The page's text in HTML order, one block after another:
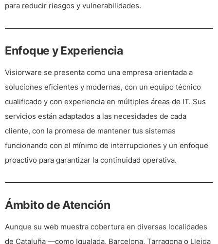
para reducir riesgos y vulnerabilidades.
Enfoque y Experiencia
Visiorware se presenta como una empresa orientada a
soluciones eficientes y modernas, con un equipo técnico
cualificado y con experiencia en múltiples áreas de IT. Sus
servicios están adaptados a las necesidades de cada
cliente, con la promesa de mantener tus sistemas
funcionando con el mínimo de interrupciones y un enfoque
proactivo para garantizar la continuidad operativa.
Ámbito de Atención
Aunque su web muestra cobertura en diversas localidades
de Cataluña —como Igualada, Barcelona, Tarragona o Lleida